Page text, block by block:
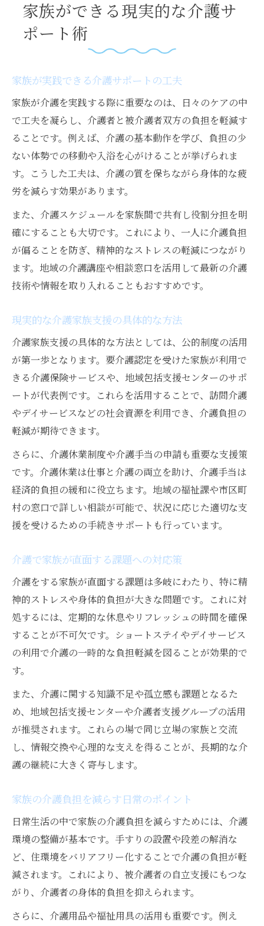
家族ができる現実的な介護サ
ポート術
家族が実践できる介護サポートの工夫
家族が介護を実践する際に重要なのは、日々のケアの中
で工夫を凝らし、介護者と被介護者双方の負担を軽減す
ることです。例えば、介護の基本動作を学び、負担の少
ない体勢での移動や入浴を心がけることが挙げられま
す。こうした工夫は、介護の質を保ちながら身体的な疲
労を減らす効果があります。
また、介護スケジュールを家族間で共有し役割分担を明
確にすることも大切です。これにより、一人に介護負担
が偏ることを防ぎ、精神的なストレスの軽減につながり
ます。地域の介護講座や相談窓口を活用して最新の介護
技術や情報を取り入れることもおすすめです。
現実的な介護家族支援の具体的な方法
介護家族支援の具体的な方法としては、公的制度の活用
が第一歩となります。要介護認定を受けた家族が利用で
きる介護保険サービスや、地域包括支援センターのサポ
ートが代表例です。これらを活用することで、訪問介護
やデイサービスなどの社会資源を利用でき、介護負担の
軽減が期待できます。
さらに、介護休業制度や介護手当の申請も重要な支援策
です。介護休業は仕事と介護の両立を助け、介護手当は
経済的負担の緩和に役立ちます。地域の福祉課や市区町
村の窓口で詳しい相談が可能で、状況に応じた適切な支
援を受けるための手続きサポートも行っています。
介護で家族が直面する課題への対応策
介護をする家族が直面する課題は多岐にわたり、特に精
神的ストレスや身体的負担が大きな問題です。これに対
処するには、定期的な休息やリフレッシュの時間を確保
することが不可欠です。ショートステイやデイサービス
の利用で介護の一時的な負担軽減を図ることが効果的で
す。
また、介護に関する知識不足や孤立感も課題となるた
め、地域包括支援センターや介護者支援グループの活用
が推奨されます。これらの場で同じ立場の家族と交流
し、情報交換や心理的な支えを得ることが、長期的な介
護の継続に大きく寄与します。
家族の介護負担を減らす日常のポイント
日常生活の中で家族の介護負担を減らすためには、介護
環境の整備が基本です。手すりの設置や段差の解消な
ど、住環境をバリアフリー化することで介護の負担が軽
減されます。これにより、被介護者の自立支援にもつな
がり、介護者の身体的負担を抑えられます。
さらに、介護用品や福祉用具の活用も重要です。例え